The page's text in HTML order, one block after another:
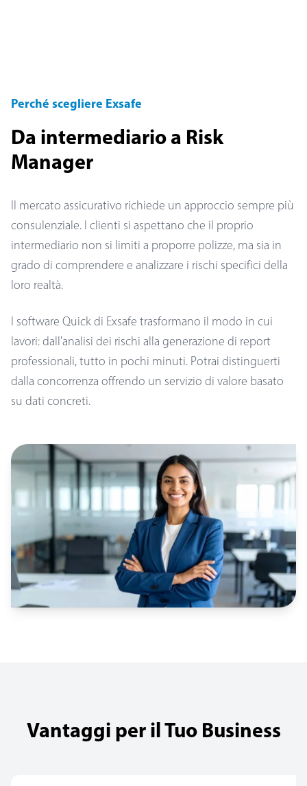
Perché scegliere Exsafe
Da intermediario a Risk
Manager
Il mercato assicurativo richiede un approccio sempre più
consulenziale. I clienti si aspettano che il proprio
intermediario non si limiti a proporre polizze, ma sia in
grado di comprendere e analizzare i rischi specifici della
loro realtà.
I software Quick di Exsafe trasformano il modo in cui
lavori: dall'analisi dei rischi alla generazione di report
professionali, tutto in pochi minuti. Potrai distinguerti
dalla concorrenza offrendo un servizio di valore basato
su dati concreti.
Vantaggi per il Tuo Business